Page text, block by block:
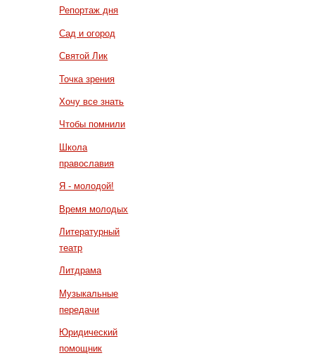
Репортаж дня
Сад и огород
Святой Лик
Точка зрения
Хочу все знать
Чтобы помнили
Школа
православия
Я - молодой!
Время молодых
Литературный
театр
Литдрама
Музыкальные
передачи
Юридический
помощник